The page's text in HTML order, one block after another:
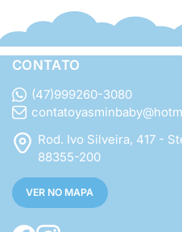
CONTATO
(47)999260-3080
Rod. Ivo Silveira, 417 -
88355-200
VER NO MAPA